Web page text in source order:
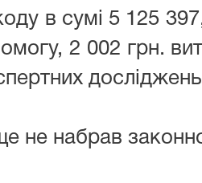
в сумі 5 125
2 002 грн.
не набрав